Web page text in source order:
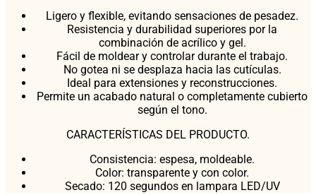
Ligero y flexible, evitando sensaciones de pesadez.
Resistencia y durabilidad superiores por la
combinación de acrílico y gel.
Fácil de moldear y controlar durante el trabajo.
No gotea ni se desplaza hacia las cutículas.
Ideal para extensiones y reconstrucciones.
Permite un acabado natural o completamente cubierto
según el tono.
CARACTERÍSTICAS DEL PRODUCTO.
Consistencia: espesa, moldeable.
Color: transparente y con color.
Secado: 120 segundos en lampara LED/UV